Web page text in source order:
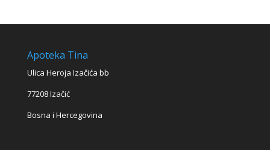
Apoteka Tina
Ulica Heroja Izačića bb
77208 Izačić
Bosna i Hercegovina